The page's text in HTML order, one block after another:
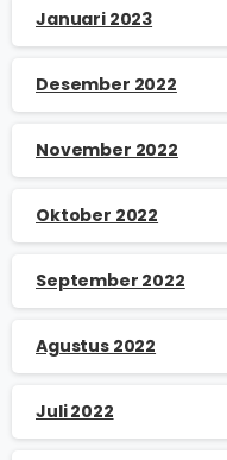
Januari 2023
Desember 2022
November 2022
Oktober 2022
September 2022
Agustus 2022
Juli 2022